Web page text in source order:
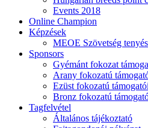
Events 2018
Online Champion
Képzések
MEOE Szövetség
Sponsors
Gyémánt fokozat
Arany fokozatú
Ezüst fokozatú
Bronz fokozatú
Tagfelvétel
Általános tájékoztató